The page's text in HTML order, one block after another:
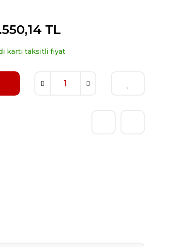
TL
kartı taksitli fiyat